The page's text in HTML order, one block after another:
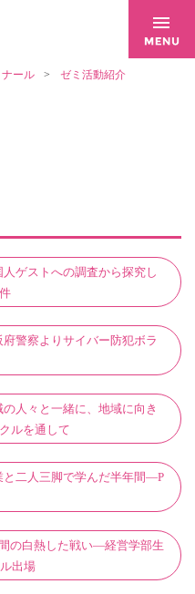
ール
ゼミ活動紹介
人ゲストへの調査から探究し
府警察よりサイバー防犯ボラ
の人々と一緒に、地域に向き
ルを通して
と二人三脚で学んだ半年間―P
の白熱した戦い―経営学部生
出場